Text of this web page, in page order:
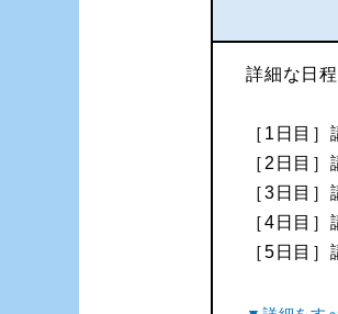
詳細な日
［1日目］
［2日目
［3日目
［4日目
［5日目